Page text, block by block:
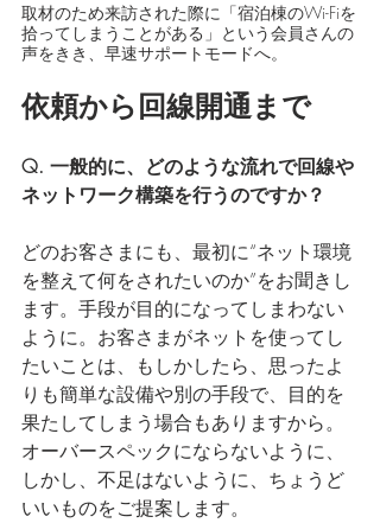
取材のため来訪された際に「宿泊棟のWi-Fiを
拾ってしまうことがある」という会員さんの
声をきき、早速サポートモードへ。
依頼から回線開通まで
Q. 一般的に、どのような流れで回線や
ネットワーク構築を行うのですか？
どのお客さまにも、最初に“ネット環境
を整えて何をされたいのか”をお聞きし
ます。手段が目的になってしまわない
ように。お客さまがネットを使ってし
たいことは、もしかしたら、思ったよ
りも簡単な設備や別の手段で、目的を
果たしてしまう場合もありますから。
オーバースペックにならないように、
しかし、不足はないように、ちょうど
いいものをご提案します。